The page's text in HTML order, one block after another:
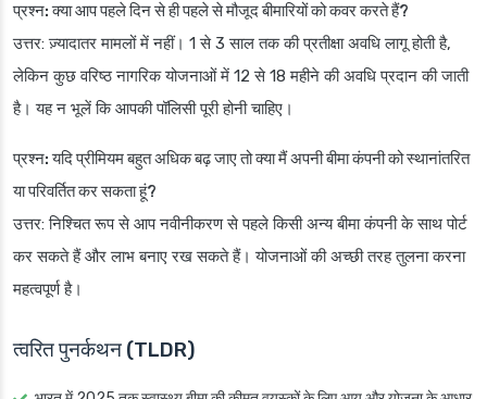
प्रश्न: क्या आप पहले दिन से ही पहले से मौजूद बीमारियों को कवर करते हैं?
उत्तर: ज़्यादातर मामलों में नहीं। 1 से 3 साल तक की प्रतीक्षा अवधि लागू होती है,
लेकिन कुछ वरिष्ठ नागरिक योजनाओं में 12 से 18 महीने की अवधि प्रदान की जाती
है। यह न भूलें कि आपकी पॉलिसी पूरी होनी चाहिए।
प्रश्न: यदि प्रीमियम बहुत अधिक बढ़ जाए तो क्या मैं अपनी बीमा कंपनी को स्थानांतरित
या परिवर्तित कर सकता हूं?
उत्तर: निश्चित रूप से आप नवीनीकरण से पहले किसी अन्य बीमा कंपनी के साथ पोर्ट
कर सकते हैं और लाभ बनाए रख सकते हैं। योजनाओं की अच्छी तरह तुलना करना
महत्वपूर्ण है।
त्वरित पुनर्कथन (TLDR)